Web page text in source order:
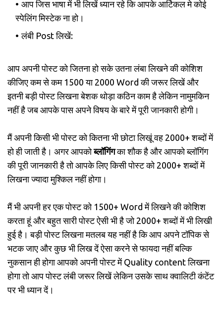
आप जिस भाषा में भी लिखें ध्यान रहे कि आपके आर्टिकल मे कोई
स्पेलिंग मिस्टेक ना हो।
लंबी Post लिखें:
आप अपनी पोस्ट को जितना हो सके उतना लंबा लिखने की कोशिश
कीजिए कम से कम 1500 या 2000 Word की जरूर लिखें और
इतनी बड़ी पोस्ट लिखना बेशक थोड़ा कठिन काम है लेकिन नामुमकिन
नहीं है जब आपके पास अपने विषय के बारे में पूरी जानकारी होगी।
मैं अपनी किसी भी पोस्ट को कितना भी छोटा लिखूं वह 2000+ शब्दों में
हो ही जाती है। अगर आपकोब्लॉगिंगका शौक है और आपको ब्लॉगिंग
की पूरी जानकारी है तो आपके लिए किसी पोस्ट को 2000+ शब्दों में
लिखना ज्यादा मुश्किल नहीं होगा।
मैं भी अपनी हर एक पोस्ट को 1500+ Word में लिखने की कोशिश
करता हूं और बहुत सारी पोस्ट ऐसी भी है जो 2000+ शब्दों में भी लिखी
हुई है। बड़ी पोस्ट लिखना मतलब यह नहीं है कि आप अपने टॉपिक से
भटक जाए और कुछ भी लिख दें ऐसा करने से फायदा नहीं बल्कि
नुकसान ही होगा आपको अपनी पोस्ट में Quality content लिखना
होगा तो आप पोस्ट लंबी जरूर लिखें लेकिन उसके साथ क्वालिटी कंटेंट
पर भी ध्यान दें।